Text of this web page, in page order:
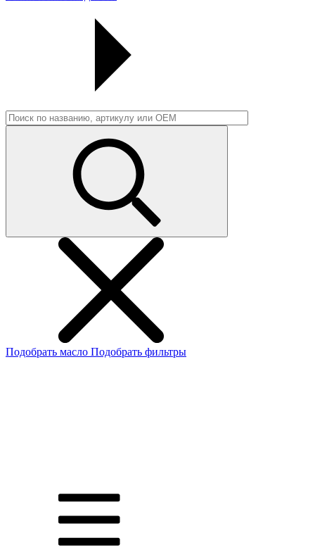
Подобрать масло Подобрать фильтры